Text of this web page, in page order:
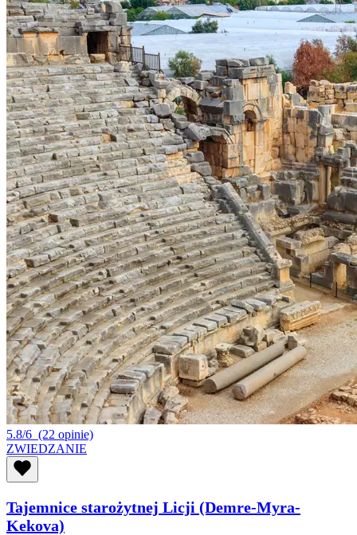
5.8/6 (22 opinie)
ZWIEDZANIE
Tajemnice starożytnej Licji (Demre-Myra-
Kekova)